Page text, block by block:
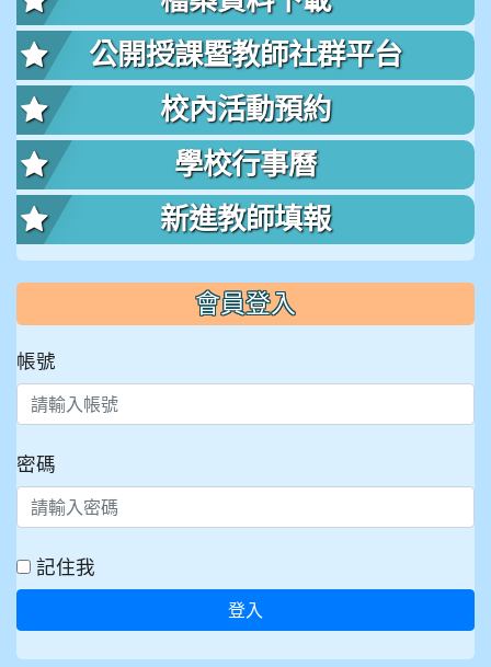
公開授課暨教師社群平台
校內活動預約
學校行事曆
新進教師填報
會員登入
帳號
密碼
記住我
登入